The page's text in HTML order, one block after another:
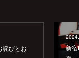
詫びとお
新宿